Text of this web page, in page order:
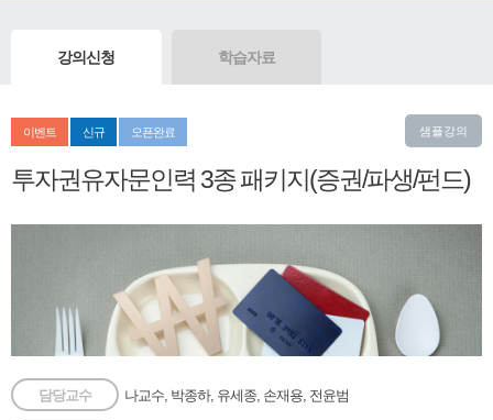
강의신청 학습자료
투자권유자문인력 3종 패키지(증권/파생/펀드)
이벤트 신규 오픈완료 샘플강의
담당교수 나교수, 박종하, 유세종, 손재용, 전윤범